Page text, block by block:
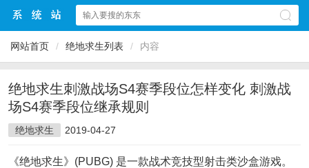
网站首页 / 绝地求生列表 / 内容
绝地求生刺激战场S4赛季段位怎样变化 刺激战
场S4赛季段位继承规则
绝地求生 2019-04-27
《绝地求生》(PUBG) 是一款战术竞技型射击类沙盒游戏。